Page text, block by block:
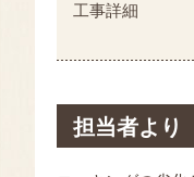
工事詳細
担当者より